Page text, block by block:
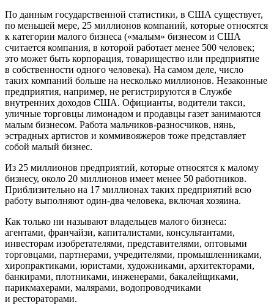
По данным государственной статистики, в США существует,
по меньшей мере, 25 миллионов компаний, которые относятся
к категории малого бизнеса («малым» бизнесом и США
считается компания, в которой работает менее 500 человек;
это может быть корпорация, товарищество или предприятие
в собственности одного человека). На самом деле, число
таких компаний больше на несколько миллионов. Незаконные
предприятия, например, не регистрируются в Службе
внутренних доходов США. Официанты, водители такси,
уличные торговцы лимонадом и продавцы газет занимаются
малым бизнесом. Работа мальчиков-разносчиков, нянь,
эстрадных артистов и коммивояжеров тоже представляет
собой малый бизнес.
Из 25 миллионов предприятий, которые относятся к малому
бизнесу, около 20 миллионов имеет менее 50 работников.
Приблизительно на 17 миллионах таких предприятий всю
работу выполняют один-два человека, включая хозяина.
Как только ни называют владельцев малого бизнеса:
агентами, франчайзи, капиталистами, консультантами,
инвесторам изобретателями, представителями, оптовыми
торговцами, партнерами, учредителями, промышленниками,
хиропрактиками, юристами, художниками, архитекторами,
банкирами, плотниками, инженерами, бакалейщиками,
парикмахерами, малярами, водопроводчиками
и рестораторами.